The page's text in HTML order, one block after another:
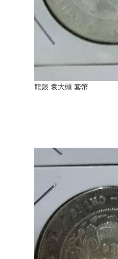
龍銀.袁大頭.套幣...